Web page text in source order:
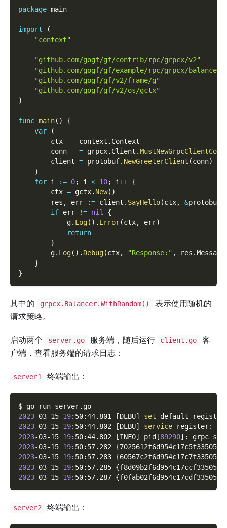
package main
import
(
"context"
"github.com/gogf/gf/contrib/rpc/grpcx/v2"
"github.com/gogf/gf/example/rpc/grpcx/
"github.com/gogf/gf/v2/frame/g"
"github.com/gogf/gf/v2/os/gctx"
)
func main( )
{
var
(
        ctx    context
. Context
        conn
= grpcx. Client .MustNewGrpcClientConn
        client
= protobuf. NewGreeterClient (conn)
)
for i := 0; i < 10; i++ {
        ctx
= gctx. New( )
        res
, err := client . SayHello(ctx, &protobuf
if err != nil
{
            g
. Log( ) . Error(ctx, err)
return
}
        g
. Log( ) . Debug(ctx, "Response:" , res .Message
}
}
其中的 grpcx.Balancer.WithRandom()
表示使用随机的
请求策略。
启动两个 server.go 服务端，随后运行 client.go
客
户端，查看服务端的请求日志：
server1 终端输出：
$ go run server.go
2023-03-15 19:50:44.801 [DEBU] set default
2023-03-15 19:50:44.802 [DEBU] service register:
2023-03-15 19:50:44.802 [INFO] pid [89290] : grpc
2023-03-15 19:50:57.282 {
2023-03-15 19:50:57.283 {
2023-03-15 19:50:57.285 {
2023-03-15 19:50:57.287 {
server2 终端输出：